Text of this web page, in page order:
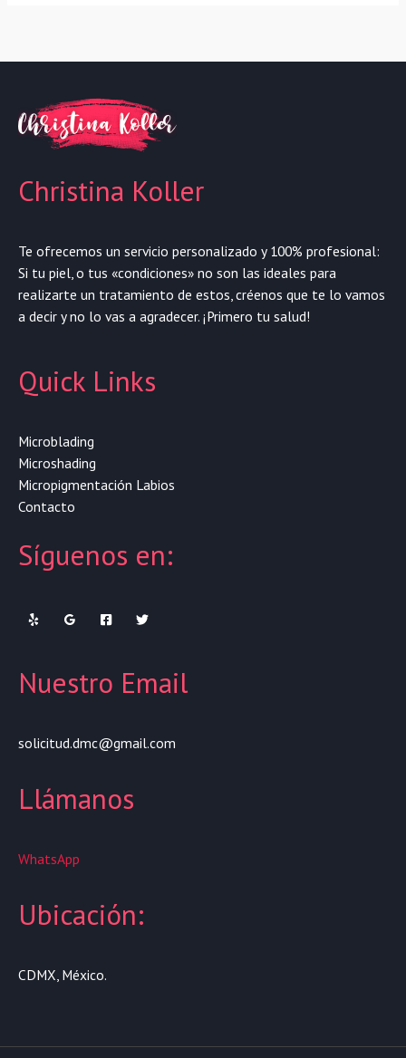
Christina Koller
Te ofrecemos un servicio personalizado y 100% profesional:
Si tu piel, o tus «condiciones» no son las ideales para
realizarte un tratamiento de estos, créenos que te lo vamos
a decir y no lo vas a agradecer. ¡Primero tu salud!
Quick Links
Microblading
Microshading
Micropigmentación Labios
Contacto
Síguenos en:
Nuestro Email
solicitud.dmc@gmail.com
Llámanos
WhatsApp
Ubicación:
CDMX, México.